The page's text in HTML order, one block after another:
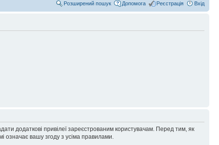
Розширений пошук Допомога Реєстрація Вхід
додаткові привілеї зареєстрованим користувачам. Перед тим, як
вашу згоду з усіма правилами.